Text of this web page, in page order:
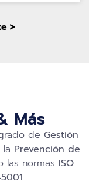
>
Más
de Gestión
la Prevención de
las normas ISO
.